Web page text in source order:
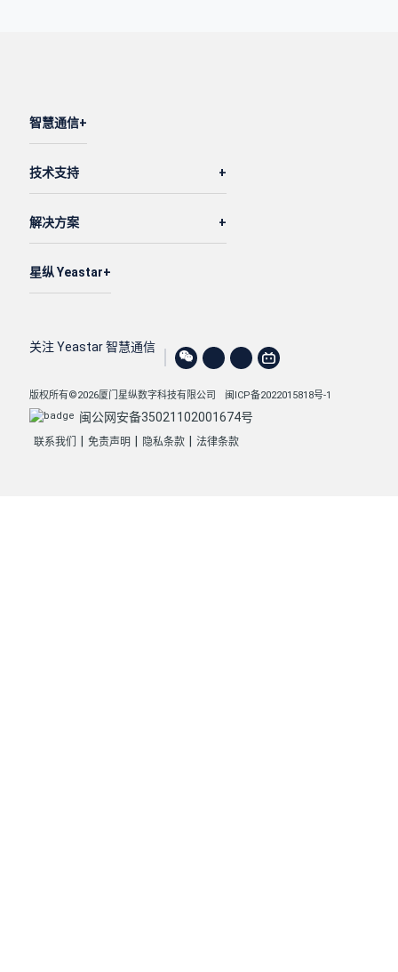
智慧通信
技术支持
解决方案
星纵 Yeastar
关注 Yeastar 智慧通信
版权所有©2026厦门星纵数字科技有限公司 闽ICP备2022015818号-1
闽公网安备35021102001674号
联系我们 免责声明 隐私条款 法律条款